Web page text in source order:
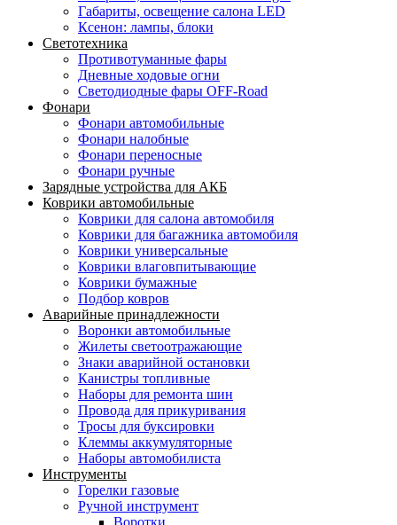
Габариты, освещение салона LED
Ксенон: лампы, блоки
Светотехника
Противотуманные фары
Дневные ходовые огни
Светодиодные фары OFF-Road
Фонари
Фонари автомобильные
Фонари налобные
Фонари переносные
Фонари ручные
Зарядные устройства для АКБ
Коврики автомобильные
Коврики для салона автомобиля
Коврики для багажника автомобиля
Коврики универсальные
Коврики влаговпитывающие
Коврики бумажные
Подбор ковров
Аварийные принадлежности
Воронки автомобильные
Жилеты светоотражающие
Знаки аварийной остановки
Канистры топливные
Наборы для ремонта шин
Провода для прикуривания
Тросы для буксировки
Клеммы аккумуляторные
Наборы автомобилиста
Инструменты
Горелки газовые
Ручной инструмент